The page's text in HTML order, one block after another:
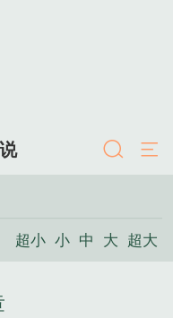
超小 小 中 大 超大